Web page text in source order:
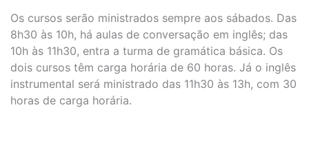
Os cursos serão ministrados sempre aos sábados. Das
8h30 às 10h, há aulas de conversação em inglês; das
10h às 11h30, entra a turma de gramática básica. Os
dois cursos têm carga horária de 60 horas. Já o inglês
instrumental será ministrado das 11h30 às 13h, com 30
horas de carga horária.